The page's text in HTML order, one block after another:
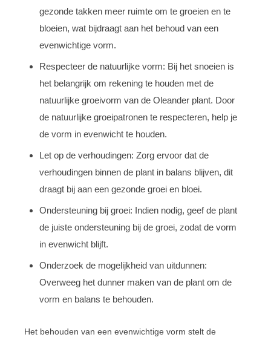
gezonde takken meer ruimte om te groeien en te
bloeien, wat bijdraagt aan het behoud van een
evenwichtige vorm.
Respecteer de natuurlijke vorm: Bij het snoeien is
het belangrijk om rekening te houden met de
natuurlijke groeivorm van de Oleander plant. Door
de natuurlijke groeipatronen te respecteren, help je
de vorm in evenwicht te houden.
Let op de verhoudingen: Zorg ervoor dat de
verhoudingen binnen de plant in balans blijven, dit
draagt bij aan een gezonde groei en bloei.
Ondersteuning bij groei: Indien nodig, geef de plant
de juiste ondersteuning bij de groei, zodat de vorm
in evenwicht blijft.
Onderzoek de mogelijkheid van uitdunnen:
Overweeg het dunner maken van de plant om de
vorm en balans te behouden.
Het behouden van een evenwichtige vorm stelt de